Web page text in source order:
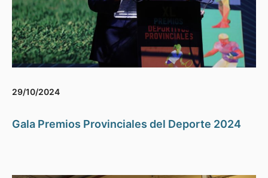
29/10/2024
Gala Premios Provinciales del Deporte 2024